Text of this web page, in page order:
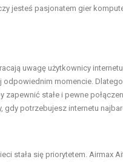
jesteś pasjonatem gier
uwagę użytkownicy
momencie.
stałe i pewne
gdy potrzebujesz internetu
stała się priorytetem. Airmax